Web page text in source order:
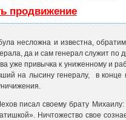
продвижение
несложна и известна,
да и сам генерал служит по
уже привычка к униженному и
на лысину генералу, в
писал своему брату
Ничтожество свое